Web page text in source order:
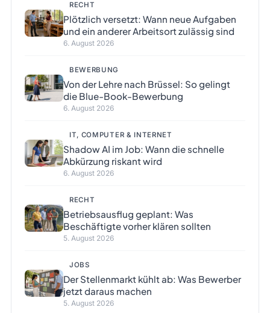
RECHT
Plötzlich versetzt: Wann neue Aufgaben
und ein anderer Arbeitsort zulässig sind
6. August 2026
BEWERBUNG
Von der Lehre nach Brüssel: So gelingt
die Blue-Book-Bewerbung
6. August 2026
IT, COMPUTER & INTERNET
Shadow AI im Job: Wann die schnelle
Abkürzung riskant wird
6. August 2026
RECHT
Betriebsausflug geplant: Was
Beschäftigte vorher klären sollten
5. August 2026
JOBS
Der Stellenmarkt kühlt ab: Was Bewerber
jetzt daraus machen
5. August 2026